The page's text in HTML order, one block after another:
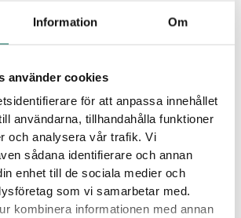
Information Om
använder cookies
för att anpassa innehållet
användarna, tillhandahålla funktioner
och analysera vår trafik. Vi
sådana identifierare och annan
enhet till de sociala medier och
som vi samarbetar med.
kombinera informationen med annan
ZUR LISTE HINZUFÜGEN
Kante, Grau, Schwarz,
Weiß
Weiß
von EcoSund
EcoSUND wird aus recyceltem PET